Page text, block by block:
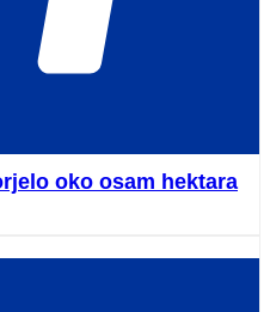
oko osam hektara